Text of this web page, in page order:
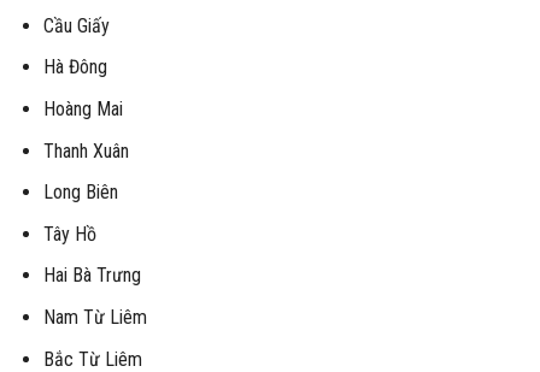
Cầu Giấy
Hà Đông
Hoàng Mai
Thanh Xuân
Long Biên
Tây Hồ
Hai Bà Trưng
Nam Từ Liêm
Bắc Từ Liêm